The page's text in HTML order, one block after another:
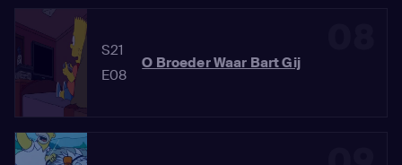
S21
E08
O Broeder Waar Bart Gij